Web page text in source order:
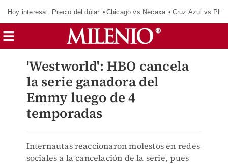
Hoy interesa: Precio del dólar Chicago vs Necaxa Cruz Azul vs
'Westworld': HBO cancela
la serie ganadora del
Emmy luego de 4
temporadas
Internautas reaccionaron molestos en redes
sociales a la cancelación de la serie, pues